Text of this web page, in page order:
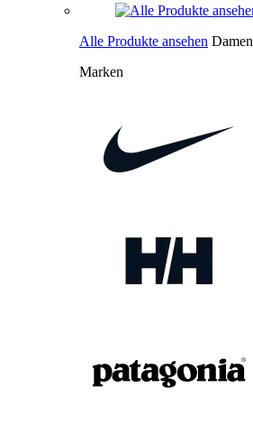
Alle Produkte ansehen
Marken